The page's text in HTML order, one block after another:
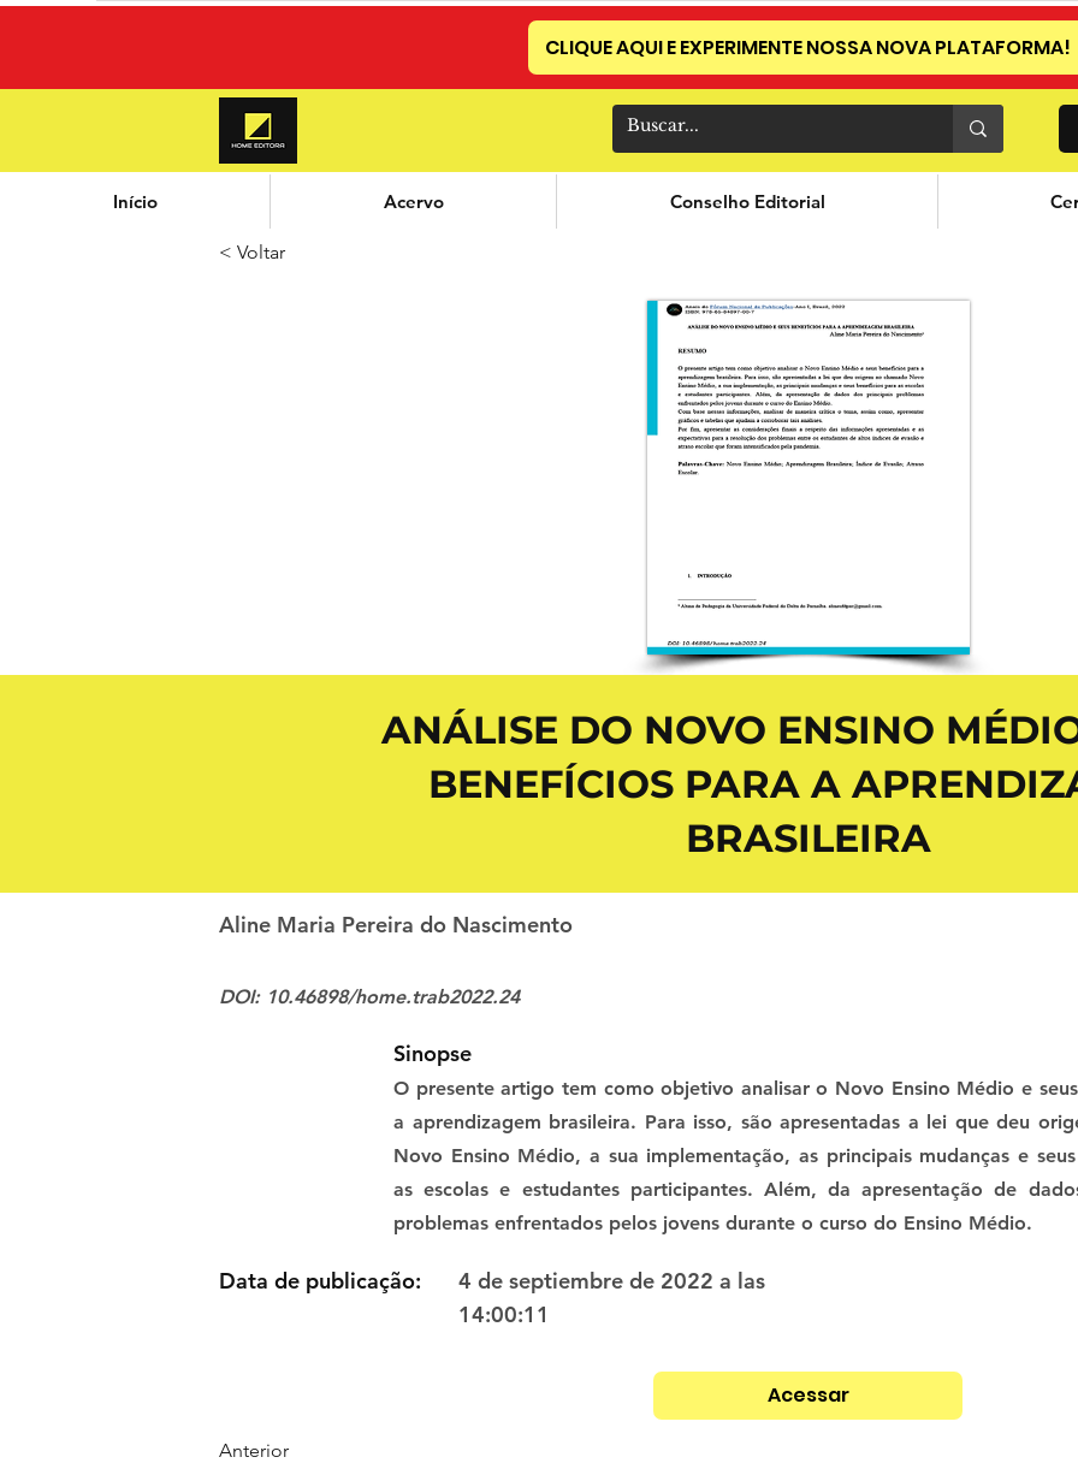
CLIQUE AQUI E EXPERIMENTE NOSSA NOVA PLATAFORMA!
Início Acervo Conselho Editorial
< Voltar
ANÁLISE DO NOVO ENSINO
BENEFÍCIOS PARA A
BRASILEIRA
Aline Maria Pereira do Nascimento
DOI: 10.46898/home.trab2022.24
Sinopse
O presente artigo tem como objetivo analisar o Novo Ensino Médio e
a aprendizagem brasileira. Para isso, são apresentadas a lei que deu
Novo Ensino Médio, a sua implementação, as principais mudanças e
as escolas e estudantes participantes. Além, da apresentação de
problemas enfrentados pelos jovens durante o curso do Ensino Médio.
Data de publicação:
4 de septiembre de 2022 a las
14:00:11
Acessar
Anterior